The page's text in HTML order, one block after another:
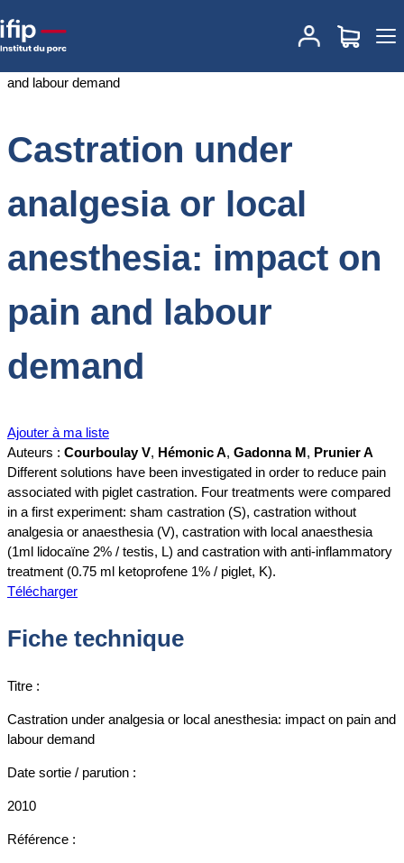
Accueil
Castration under analgesia or local
anesthesia: impact on pain and labour demand
Castration under
analgesia or local
anesthesia: impact on
pain and labour
demand
Ajouter à ma liste
Auteurs : Courboulay V, Hémonic A, Gadonna M, Prunier A
Different solutions have been investigated in order to reduce pain
associated with piglet castration. Four treatments were compared
in a first experiment: sham castration (S), castration without
analgesia or anaesthesia (V), castration with local anaesthesia
(1ml lidocaïne 2% / testis, L) and castration with anti-inflammatory
treatment (0.75 ml ketoprofene 1% / piglet, K).
Télécharger
Fiche technique
Titre :
Castration under analgesia or local anesthesia: impact on pain and
labour demand
Date sortie / parution :
2010
Référence :